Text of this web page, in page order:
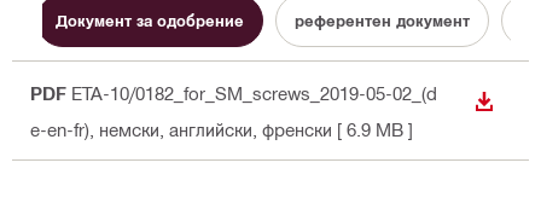
Документ за одобрение референтен документ
PDF ETA-10/0182_for_SM_screws_2019-05-02_(d
e-en-fr) , немски, английски, френски [ 6.9 MB ]